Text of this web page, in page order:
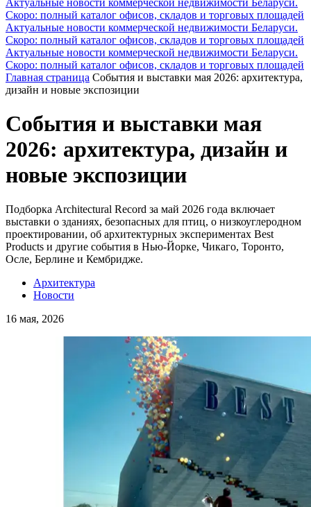
Скоро: полный каталог офисов, складов и торговых площадей
Актуальные новости коммерческой недвижимости Беларуси.
Скоро: полный каталог офисов, складов и торговых площадей
Актуальные новости коммерческой недвижимости Беларуси.
Скоро: полный каталог офисов, складов и торговых площадей
Главная страница События и выставки мая 2026: архитектура,
дизайн и новые экспозиции
События и выставки мая
2026: архитектура, дизайн и
новые экспозиции
Подборка Architectural Record за май 2026 года включает
выставки о зданиях, безопасных для птиц, о низкоуглеродном
проектировании, об архитектурных экспериментах Best
Products и другие события в Нью-Йорке, Чикаго, Торонто,
Осле, Берлине и Кембридже.
Архитектура
Новости
16 мая, 2026